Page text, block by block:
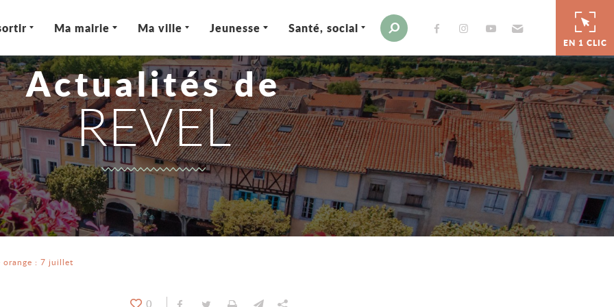
EN 1 CLIC
Moteur de recherche
Ma mairie Ma ville Jeunesse Santé, social Envoyer par e-mail
Actualités de
REVEL
orange : 7 juillet
0 Partager sur Facebook
Partager sur Twitter
ImprimerEnvoyer par e-mail